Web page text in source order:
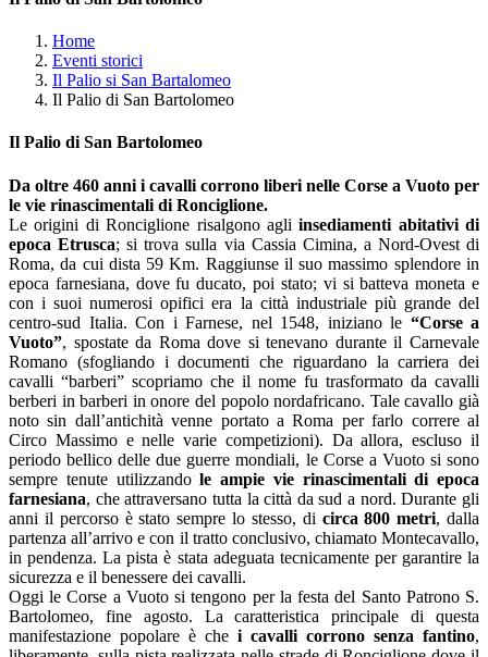
Home
Eventi storici
Il Palio si San Bartalomeo
Il Palio di San Bartolomeo
Il Palio di San Bartolomeo
Da oltre 460 anni i cavalli corrono liberi nelle Corse a Vuoto per
le vie rinascimentali di Ronciglione.
Le origini di Ronciglione risalgono agli insediamenti abitativi di
epoca Etrusca; si trova sulla via Cassia Cimina, a Nord-Ovest di
Roma, da cui dista 59 Km. Raggiunse il suo massimo splendore in
epoca farnesiana, dove fu ducato, poi stato; vi si batteva moneta e
con i suoi numerosi opifici era la città industriale più grande del
centro-sud Italia. Con i Farnese, nel 1548, iniziano le “Corse a
Vuoto”, spostate da Roma dove si tenevano durante il Carnevale
Romano (sfogliando i documenti che riguardano la carriera dei
cavalli “barberi” scopriamo che il nome fu trasformato da cavalli
berberi in barberi in onore del popolo nordafricano. Tale cavallo già
noto sin dall’antichità venne portato a Roma per farlo correre al
Circo Massimo e nelle varie competizioni). Da allora, escluso il
periodo bellico delle due guerre mondiali, le Corse a Vuoto si sono
sempre tenute utilizzandole ampie vie rinascimentali di epoca
farnesiana, che attraversano tutta la città da sud a nord. Durante gli
anni il percorso è stato sempre lo stesso, di circa 800 metri, dalla
partenza all’arrivo e con il tratto conclusivo, chiamato Montecavallo,
in pendenza. La pista è stata adeguata tecnicamente per garantire la
sicurezza e il benessere dei cavalli.
Oggi le Corse a Vuoto si tengono per la festa del Santo Patrono S.
Bartolomeo, fine agosto. La caratteristica principale di questa
manifestazione popolare è che i cavalli corrono senza fantino,